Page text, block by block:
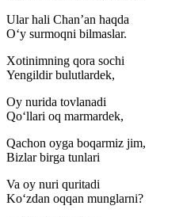
Ular hali Chan’an haqda
O‘y surmoqni bilmaslar.
Xotinimning qora sochi
Yengildir bulutlardek,
Oy nurida tovlanadi
Qo‘llari oq marmardek,
Qachon oyga boqarmiz jim,
Bizlar birga tunlari
Va oy nuri quritadi
Ko‘zdan oqqan munglarni?